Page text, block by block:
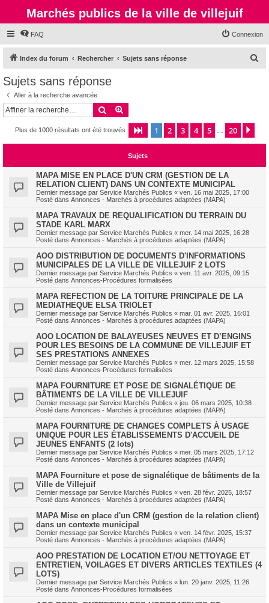
Marchés publics de la ville de villejuif
FAQ Connexion
Index du forum Rechercher Sujets sans réponse
c
Sujets sans réponse
Aller à la recherche avancée
Rechercher
Plus de 1000 résultats ont été trouvés Page 1sur20
1 2 3 4 5 20
Sujets
MAPA MISE EN PLACE D'UN CRM (GESTION DE LA
RELATION CLIENT) DANS UN CONTEXTE MUNICIPAL
Dernier message par Service Marchés Publics « ven. 16 mai 2025, 17:00
Posté dans Annonces - Marchés à procédures adaptées (MAPA)
MAPA TRAVAUX DE REQUALIFICATION DU TERRAIN DU
STADE KARL MARX
Dernier message par Service Marchés Publics « mer. 14 mai 2025, 16:28
Posté dans Annonces - Marchés à procédures adaptées (MAPA)
AOO DISTRIBUTION DE DOCUMENTS D'INFORMATIONS
MUNICIPALES DE LA VILLE DE VILLEJUIF 2 LOTS
Dernier message par Service Marchés Publics « ven. 11 avr. 2025, 09:15
Posté dans Annonces-Procédures formalisées
MAPA REFECTION DE LA TOITURE PRINCIPALE DE LA
MEDIATHEQUE ELSA TRIOLET
Dernier message par Service Marchés Publics « mar. 01 avr. 2025, 16:01
Posté dans Annonces - Marchés à procédures adaptées (MAPA)
AOO LOCATION DE BALAYEUSES NEUVES ET D’ENGINS
POUR LES BESOINS DE LA COMMUNE DE VILLEJUIF ET
SES PRESTATIONS ANNEXES
Dernier message par Service Marchés Publics « mer. 12 mars 2025, 15:58
Posté dans Annonces-Procédures formalisées
MAPA FOURNITURE ET POSE DE SIGNALÉTIQUE DE
BÂTIMENTS DE LA VILLE DE VILLEJUIF
Dernier message par Service Marchés Publics « jeu. 06 mars 2025, 10:38
Posté dans Annonces - Marchés à procédures adaptées (MAPA)
MAPA FOURNITURE DE CHANGES COMPLETS À USAGE
UNIQUE POUR LES ÉTABLISSEMENTS D'ACCUEIL DE
JEUNES ENFANTS (2 lots)
Dernier message par Service Marchés Publics « mer. 05 mars 2025, 17:12
Posté dans Annonces - Marchés à procédures adaptées (MAPA)
MAPA Fourniture et pose de signalétique de bâtiments de la
Ville de Villejuif
Dernier message par Service Marchés Publics « ven. 28 févr. 2025, 18:57
Posté dans Annonces - Marchés à procédures adaptées (MAPA)
MAPA Mise en place d'un CRM (gestion de la relation client)
dans un contexte municipal
Dernier message par Service Marchés Publics « ven. 14 févr. 2025, 15:37
Posté dans Annonces - Marchés à procédures adaptées (MAPA)
AOO PRESTATION DE LOCATION ET/OU NETTOYAGE ET
ENTRETIEN, VOILAGES ET DIVERS ARTICLES TEXTILES (4
LOTS)
Dernier message par Service Marchés Publics « lun. 20 janv. 2025, 11:26
Posté dans Annonces-Procédures formalisées